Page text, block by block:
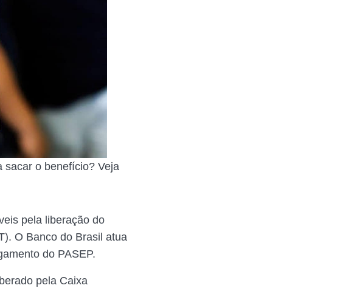
sacar o benefício? Veja
pela liberação do
O Banco do Brasil atua
do PASEP.
pela Caixa